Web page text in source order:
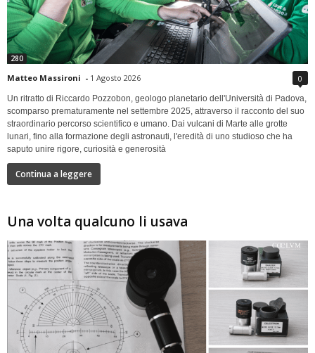
280
Matteo Massironi - 1 Agosto 2026 0
Un ritratto di Riccardo Pozzobon, geologo planetario dell'Università di Padova,
scomparso prematuramente nel settembre 2025, attraverso il racconto del suo
straordinario percorso scientifico e umano. Dai vulcani di Marte alle grotte
lunari, fino alla formazione degli astronauti, l'eredità di uno studioso che ha
saputo unire rigore, curiosità e generosità
Continua a leggere
Una volta qualcuno li usava